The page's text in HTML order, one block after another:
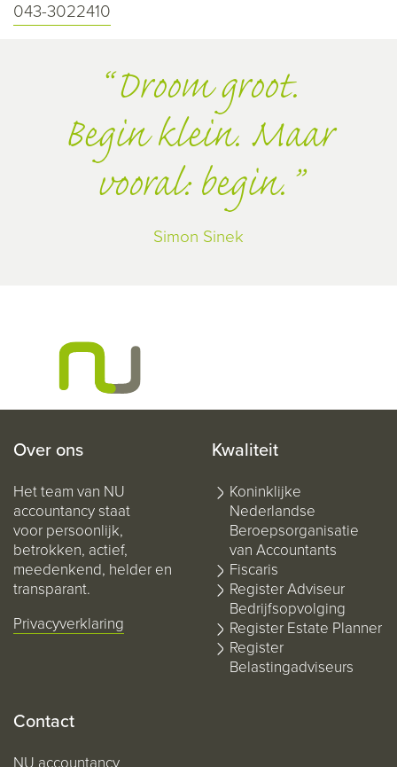
043-3022410
Droom groot.
Begin klein. Maar
vooral: begin.
Simon Sinek
Over ons
Het team van NU
accountancy staat
voor persoonlijk,
betrokken, actief,
meedenkend, helder en
transparant.
Privacyverklaring
Kwaliteit
Koninklijke
Nederlandse
Beroepsorganisatie
van Accountants
Fiscaris
Register Adviseur
Bedrijfsopvolging
Register Estate Planner
Register
Belastingadviseurs
Contact
NU accountancy